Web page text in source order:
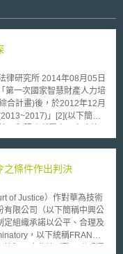
合計畫)後，於2012年12月
」[2](以下簡稱
韓國人才培
施思維，是否有值得我國
考。 貳、重點說
爭，專門領域人才之需求
力供給與相關職務教育卻
之條件作出判決
Justice）作對華為技術
有限公司（以下簡稱中興公
定組織承諾以公平、合理及
，以下統稱FRAND